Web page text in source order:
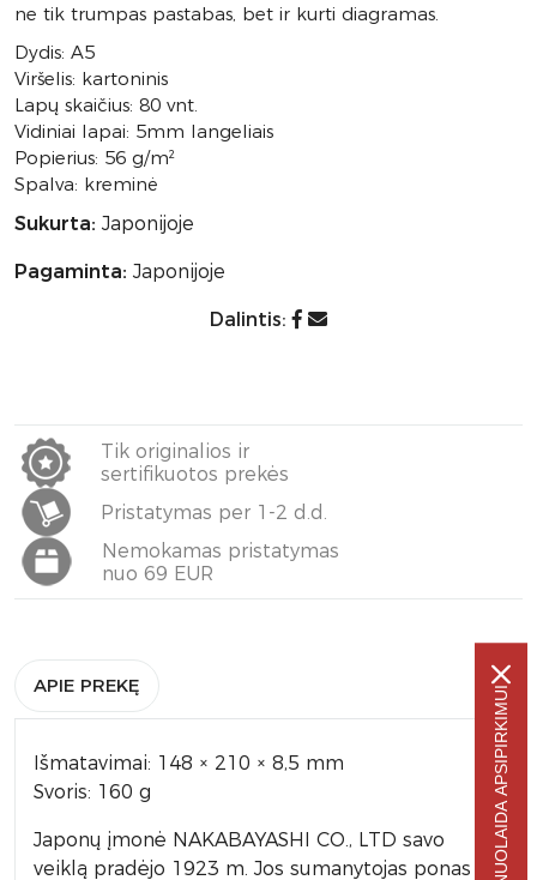
ne tik trumpas pastabas, bet ir kurti diagramas.
Dydis: A5
Viršelis: kartoninis
Lapų skaičius: 80 vnt.
Vidiniai lapai: 5mm langeliais
Popierius: 56 g/m²
Spalva: kreminė
Sukurta: Japonijoje
Pagaminta: Japonijoje
Dalintis:
Tik originalios ir
sertifikuotos prekės
Pristatymas per 1-2 d.d.
Nemokamas pristatymas
nuo 69 EUR
APIE PREKĘ
Išmatavimai: 148 × 210 × 8,5 mm
Svoris: 160 g
Japonų įmonė NAKABAYASHI CO., LTD savo
veiklą pradėjo 1923 m. Jos sumanytojas ponas
-5% NUOLAIDA APSIPIRKIMUI